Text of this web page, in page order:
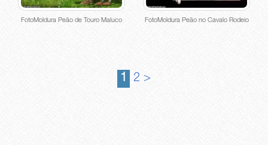
FotoMoldura Peão de Touro Maluco FotoMoldura Peão no Cavalo Rodeio
1 2 >